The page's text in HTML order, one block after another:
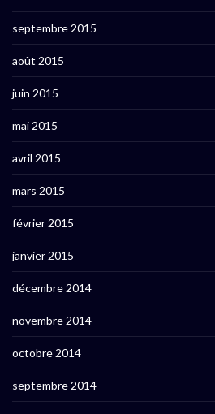
septembre 2015
août 2015
juin 2015
mai 2015
avril 2015
mars 2015
février 2015
janvier 2015
décembre 2014
novembre 2014
octobre 2014
septembre 2014